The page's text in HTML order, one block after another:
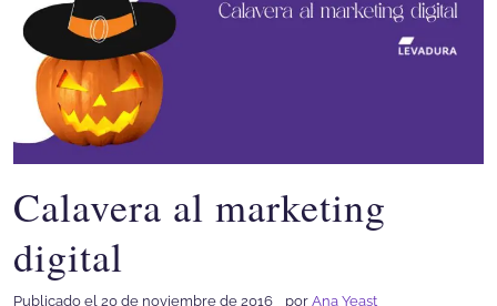
Calavera al marketing
digital
Publicado el 20 de noviembre de 2016 por Ana Yeast